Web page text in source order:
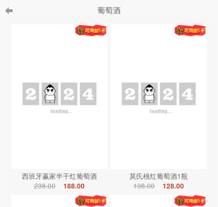
葡萄酒
西班牙赢家半干红葡萄酒
238.00
188.00
莫氏桃红葡萄酒1瓶
198.00
128.00